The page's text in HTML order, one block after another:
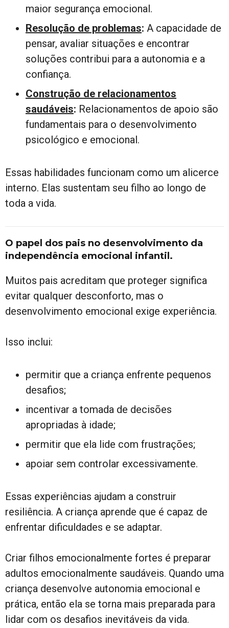
maior segurança emocional.
Resolução de problemas: A capacidade de
pensar, avaliar situações e encontrar
soluções contribui para a autonomia e a
confiança.
Construção de relacionamentos
saudáveis: Relacionamentos de apoio são
fundamentais para o desenvolvimento
psicológico e emocional.
Essas habilidades funcionam como um alicerce
interno. Elas sustentam seu filho ao longo de
toda a vida.
O papel dos pais no desenvolvimento da
independência emocional infantil.
Muitos pais acreditam que proteger significa
evitar qualquer desconforto, mas o
desenvolvimento emocional exige experiência.
Isso inclui:
permitir que a criança enfrente pequenos
desafios;
incentivar a tomada de decisões
apropriadas à idade;
permitir que ela lide com frustrações;
apoiar sem controlar excessivamente.
Essas experiências ajudam a construir
resiliência. A criança aprende que é capaz de
enfrentar dificuldades e se adaptar.
Criar filhos emocionalmente fortes é preparar
adultos emocionalmente saudáveis. Quando uma
criança desenvolve autonomia emocional e
prática, então ela se torna mais preparada para
lidar com os desafios inevitáveis da vida.